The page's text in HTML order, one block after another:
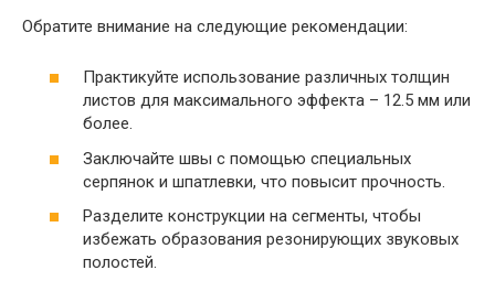
Обратите внимание на следующие рекомендации:
Практикуйте использование различных толщин
листов для максимального эффекта – 12.5 мм или
более.
Заключайте швы с помощью специальных
серпянок и шпатлевки, что повысит прочность.
Разделите конструкции на сегменты, чтобы
избежать образования резонирующих звуковых
полостей.